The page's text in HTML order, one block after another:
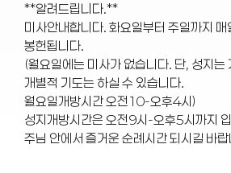
**알려드립니다.**
미사안내합니다. 화요일부터 주일까지
봉헌됩니다.
(월요일에는 미사가 없습니다. 단, 성지는
개별적 기도는 하실 수 있습니다.
월요일개방시간 오전10-오후4시)
성지개방시간은 오전9시-오후5시까지
주님 안에서 즐거운 순례시간 되시길 바